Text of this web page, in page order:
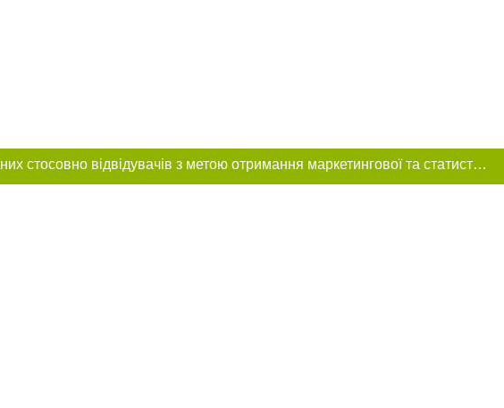
Цей сайт використовує «cookies». Також веб-сайт використовує інтернет-сервіс для збору технічних даних стосовно відвідувачів з метою отримання маркетингової та статистичної інформації. Умови обробки даних відвідувачів сайту див.